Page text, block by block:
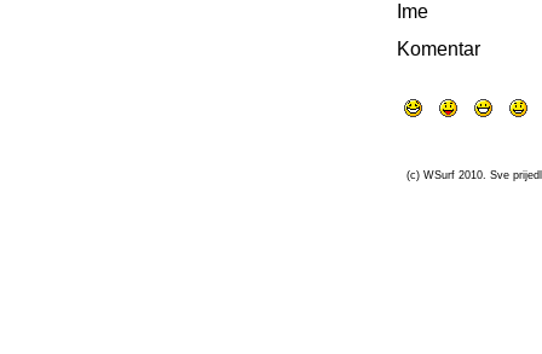
Ime
Komentar
(c) WSurf 2010. Sve